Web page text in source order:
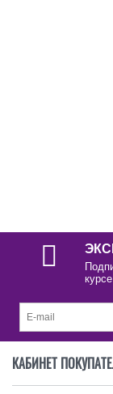
КАБИНЕТ